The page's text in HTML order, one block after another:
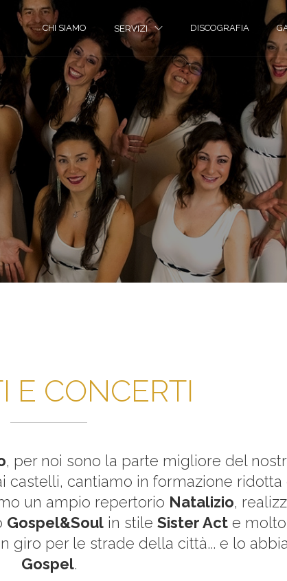
CHI SIAMO SERVIZI DISCOGRAFIA
E CONCERTI
, per noi sono la parte migliore del
castelli, cantiamo in formazione
un ampio repertorio Natalizio,
Gospel&Soulin stile Sister Acte molto
giro per le strade della città... e lo
Gospel.